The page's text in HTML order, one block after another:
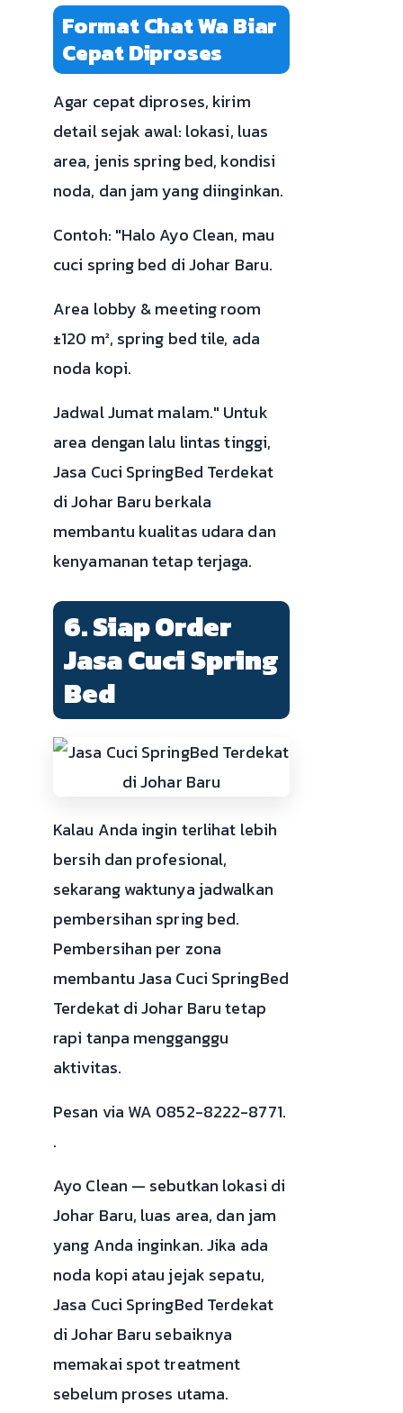
Format Chat Wa Biar
Cepat Diproses
Agar cepat diproses, kirim
detail sejak awal: lokasi, luas
area, jenis spring bed, kondisi
noda, dan jam yang diinginkan.
Contoh: "Halo Ayo Clean, mau
cuci spring bed di Johar Baru.
Area lobby & meeting room
±120 m², spring bed tile, ada
noda kopi.
Jadwal Jumat malam." Untuk
area dengan lalu lintas tinggi,
Jasa Cuci SpringBed Terdekat
di Johar Baru berkala
membantu kualitas udara dan
kenyamanan tetap terjaga.
6. Siap Order
Jasa Cuci Spring
Bed
Kalau Anda ingin terlihat lebih
bersih dan profesional,
sekarang waktunya jadwalkan
pembersihan spring bed.
Pembersihan per zona
membantu Jasa Cuci SpringBed
Terdekat di Johar Baru tetap
rapi tanpa mengganggu
aktivitas.
Pesan via WA 0852-8222-8771.
.
Ayo Clean — sebutkan lokasi di
Johar Baru, luas area, dan jam
yang Anda inginkan. Jika ada
noda kopi atau jejak sepatu,
Jasa Cuci SpringBed Terdekat
di Johar Baru sebaiknya
memakai spot treatment
sebelum proses utama.